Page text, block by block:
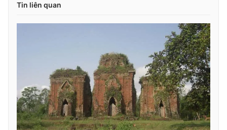
Tin liên quan